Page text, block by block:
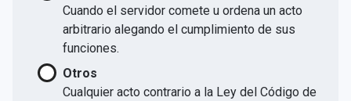
Cuando el servidor comete u ordena un acto
arbitrario alegando el cumplimiento de sus
funciones.
Otros
Cualquier acto contrario a la Ley del Código de